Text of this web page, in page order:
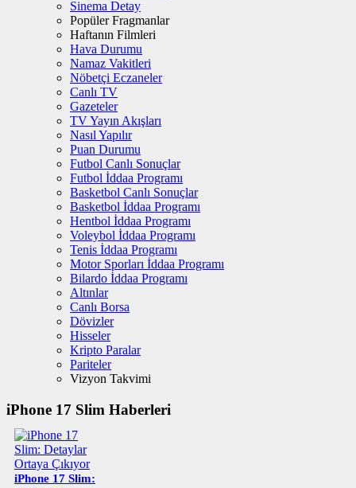
Sinema Detay
Popüler Fragmanlar
Haftanın Filmleri
Hava Durumu
Namaz Vakitleri
Nöbetçi Eczaneler
Canlı TV
Gazeteler
TV Yayın Akışları
Nasıl Yapılır
Puan Durumu
Futbol Canlı Sonuçlar
Futbol İddaa Programı
Basketbol Canlı Sonuçlar
Basketbol İddaa Programı
Hentbol İddaa Programı
Voleybol İddaa Programı
Tenis İddaa Programı
Motor Sporları İddaa Programı
Bilardo İddaa Programı
Altınlar
Canlı Borsa
Dövizler
Hisseler
Kripto Paralar
Pariteler
Vizyon Takvimi
iPhone 17 Slim Haberleri
iPhone 17 Slim: